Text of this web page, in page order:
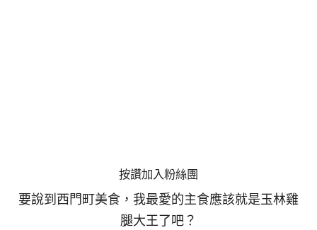
按讚加入粉絲團
要說到西門町美食，我最愛的主食應該就是玉林雞
腿大王了吧？